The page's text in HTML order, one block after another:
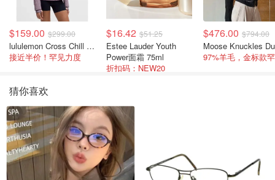
$159.00 $299.00
lululemon Cross Chill 女士运动外套
接近半价！罕见力度
$16.42 $51.25
Estee Lauder Youth
Power面霜 75ml
折扣码：NEW20
$476.00 $794.00
猜你喜欢